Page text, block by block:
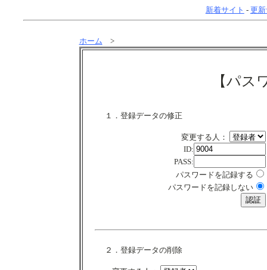
新着サイト - 更
ホーム >
【パス
１．登録データの修正
変更する人：
ID:
PASS:
パスワードを記録する
パスワードを記録しない
２．登録データの削除